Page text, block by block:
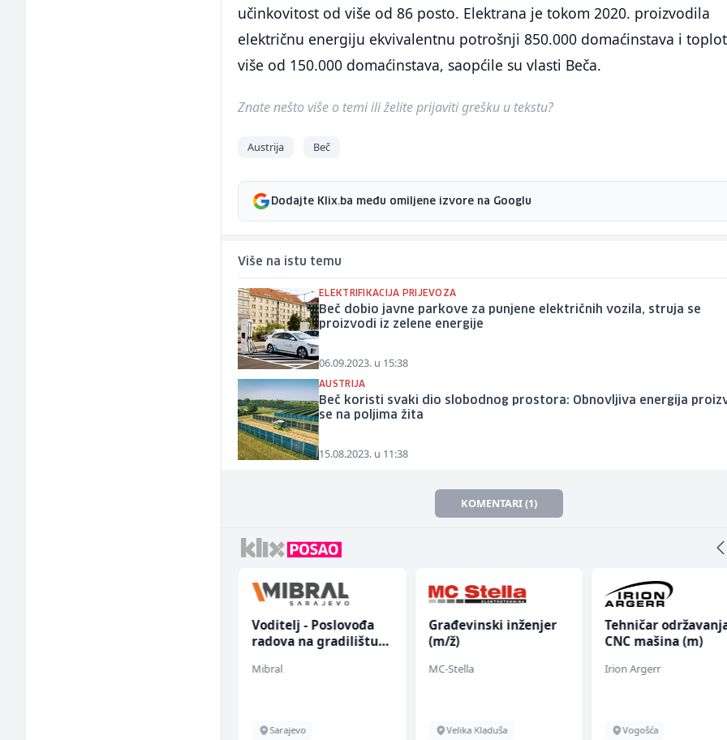
učinkovitost od više od 86 posto. Elektrana je tokom 2020. proizvodila
električnu energiju ekvivalentnu potrošnji 850.000 domaćinstava i
više od 150.000 domaćinstava, saopćile su vlasti Beča.
Znate nešto više o temi ili želite prijaviti grešku u tekstu?
Austrija Beč
Dodajte Klix.ba među omiljene izvore na Googlu
Više na istu temu
ELEKTRIFIKACIJA PRIJEVOZA
Beč dobio javne parkove za punjene električnih vozila, struja se
proizvodi iz zelene energije
06.09.2023. u 15:38
AUSTRIJA
Beč koristi svaki dio slobodnog prostora: Obnovljiva energija
se na poljima žita
15.08.2023. u 11:38
KOMENTARI (1)
Voditelj - Poslovođa
radova na gradilištu
Mibral
Sarajevo
Građevinski inženjer
(m/ž)
MC-Stella
Velika Kladuša
Tehničar
CNC mašina (m)
Irion Argerr
Vogošća